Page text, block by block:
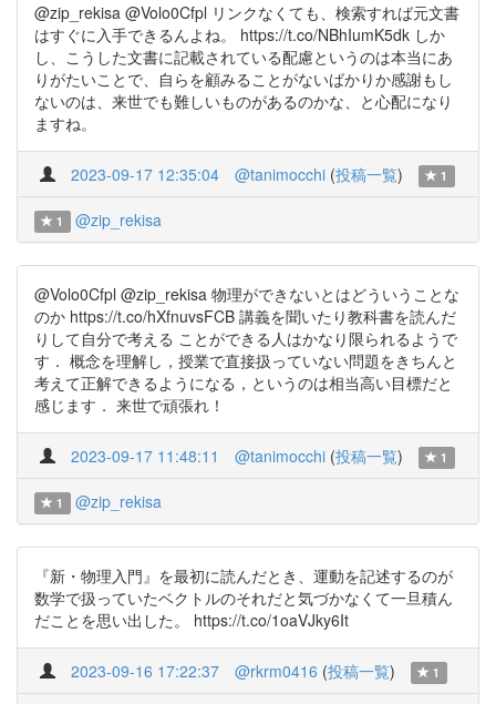
@zip_rekisa @Volo0Cfpl リンクなくても、検索すれば元文書
はすぐに入手できるんよね。 https://t.co/NBhIumK5dk しか
し、こうした文書に記載されている配慮というのは本当にあ
りがたいことで、自らを顧みることがないばかりか感謝もし
ないのは、来世でも難しいものがあるのかな、と心配になり
ますね。
2023-09-17 12:35:04 @tanimocchi (投稿一覧) 1
1 @zip_rekisa
@Volo0Cfpl @zip_rekisa 物理ができないとはどういうことな
のか https://t.co/hXfnuvsFCB 講義を聞いたり教科書を読んだ
りして自分で考える ことができる人はかなり限られるようで
す． 概念を理解し，授業で直接扱っていない問題をきちんと
考えて正解できるようになる，というのは相当高い目標だと
感じます． 来世で頑張れ！
2023-09-17 11:48:11 @tanimocchi (投稿一覧) 1
1 @zip_rekisa
『新・物理入門』を最初に読んだとき、運動を記述するのが
数学で扱っていたベクトルのそれだと気づかなくて一旦積ん
だことを思い出した。 https://t.co/1oaVJky6It
2023-09-16 17:22:37 @rkrm0416 (投稿一覧) 1